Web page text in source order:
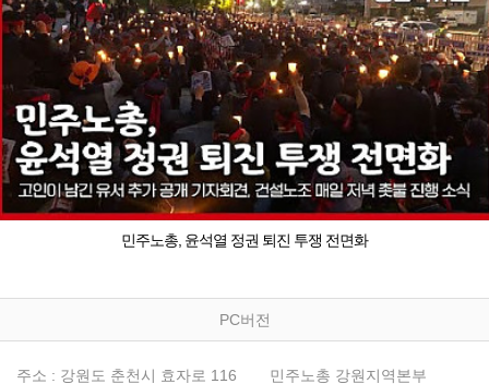
민주노총, 윤석열 정권 퇴진 투쟁 전면화
PC버전
주소 : 강원도 춘천시 효자로 116 민주노총 강원지역본부